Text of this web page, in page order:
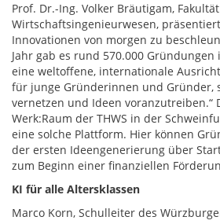
Prof. Dr.-Ing. Volker Bräutigam, Fakultät
Wirtschaftsingenieurwesen,
Innovationen von morgen zu
Jahr gab es rund 570.000
eine weltoffene, internationale
für junge Gründerinnen und Gründer,
vernetzen und Ideen voranzutreiben.“
Werk:Raum der THWS in der
eine solche Plattform. Hier können
der ersten Ideengenerierung über
zum Beginn einer finanziellen
KI für alle Altersklassen
Marco Korn, Schulleiter des